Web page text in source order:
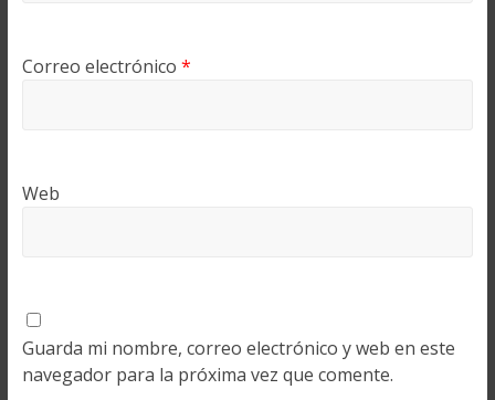
Correo electrónico *
Web
Guarda mi nombre, correo electrónico y web en este
navegador para la próxima vez que comente.